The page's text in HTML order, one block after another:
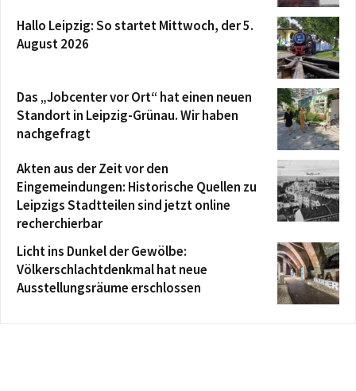
Hallo Leipzig: So startet Mittwoch, der 5.
August 2026
Das „Jobcenter vor Ort“ hat einen neuen
Standort in Leipzig-Grünau. Wir haben
nachgefragt
Akten aus der Zeit vor den
Eingemeindungen: Historische Quellen zu
Leipzigs Stadtteilen sind jetzt online
recherchierbar
Licht ins Dunkel der Gewölbe:
Völkerschlachtdenkmal hat neue
Ausstellungsräume erschlossen